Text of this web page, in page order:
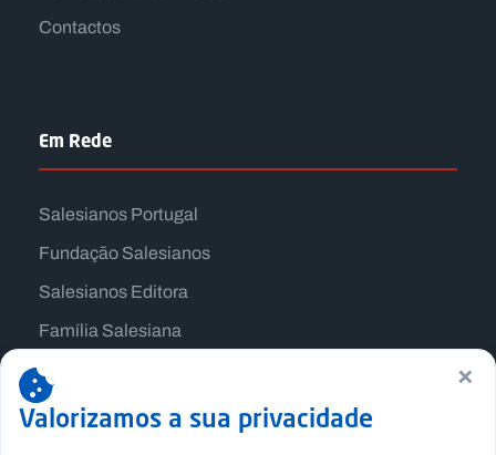
Contactos
Em Rede
Salesianos Portugal
Fundação Salesianos
Salesianos Editora
Família Salesiana
Missão Dom Bosco
Jogos Nacionais Salesianos
×
Valorizamos a sua privacidade